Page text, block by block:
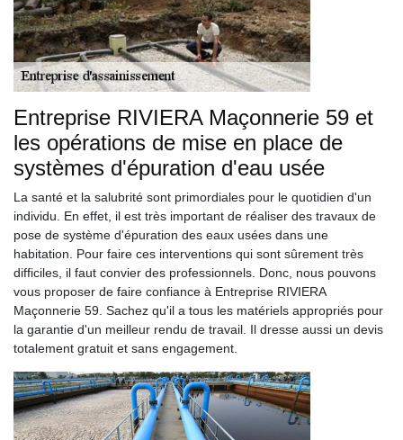
Entreprise RIVIERA Maçonnerie 59 et
les opérations de mise en place de
systèmes d'épuration d'eau usée
La santé et la salubrité sont primordiales pour le quotidien d'un
individu. En effet, il est très important de réaliser des travaux de
pose de système d'épuration des eaux usées dans une
habitation. Pour faire ces interventions qui sont sûrement très
difficiles, il faut convier des professionnels. Donc, nous pouvons
vous proposer de faire confiance à Entreprise RIVIERA
Maçonnerie 59. Sachez qu'il a tous les matériels appropriés pour
la garantie d'un meilleur rendu de travail. Il dresse aussi un devis
totalement gratuit et sans engagement.